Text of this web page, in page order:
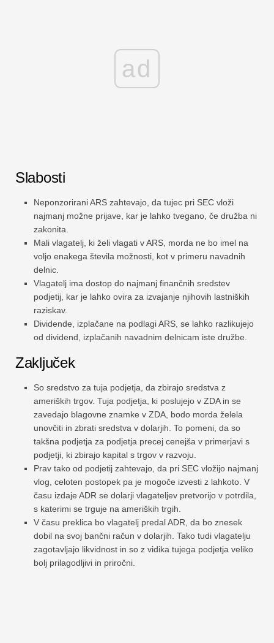
ad
Slabosti
Neponzorirani ARS zahtevajo, da tujec pri SEC vloži
najmanj možne prijave, kar je lahko tvegano, če družba ni
zakonita.
Mali vlagatelj, ki želi vlagati v ARS, morda ne bo imel na
voljo enakega števila možnosti, kot v primeru navadnih
delnic.
Vlagatelj ima dostop do najmanj finančnih sredstev
podjetij, kar je lahko ovira za izvajanje njihovih lastniških
raziskav.
Dividende, izplačane na podlagi ARS, se lahko razlikujejo
od dividend, izplačanih navadnim delnicam iste družbe.
Zaključek
So sredstvo za tuja podjetja, da zbirajo sredstva z
ameriških trgov. Tuja podjetja, ki poslujejo v ZDA in se
zavedajo blagovne znamke v ZDA, bodo morda želela
unovčiti in zbrati sredstva v dolarjih. To pomeni, da so
takšna podjetja za podjetja precej cenejša v primerjavi s
podjetji, ki zbirajo kapital s trgov v razvoju.
Prav tako od podjetij zahtevajo, da pri SEC vložijo najmanj
vlog, celoten postopek pa je mogoče izvesti z lahkoto. V
času izdaje ADR se dolarji vlagateljev pretvorijo v potrdila,
s katerimi se trguje na ameriških trgih.
V času preklica bo vlagatelj predal ADR, da bo znesek
dobil na svoj bančni račun v dolarjih. Tako tudi vlagatelju
zagotavljajo likvidnost in so z vidika tujega podjetja veliko
bolj prilagodljivi in ​​priročni.